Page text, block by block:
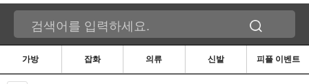
가방 잡화 의류 신발 피플 이벤트